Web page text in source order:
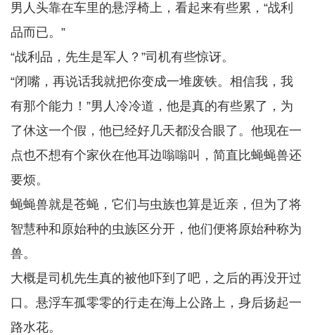
男人头靠在车里的悬浮椅上，看起来有些累，“战利
品而已。”
“战利品，先生是军人？”司机有些惊讶。
“闭嘴，再说话我就把你变成一堆废铁。相信我，我
有那个能力！”男人冷冷道，他是真的有些累了，为
了休这一个假，他已经好几天都没合眼了。他现在一
点也不想有个家伙在他耳边嗡嗡叫，简直比蝇蝇兽还
要烦。
蝇蝇兽就是苍蝇，它们与虫族也算是近亲，但为了将
智慧种和原始种的虫族区分开，他们便将原始种称为
兽。
大概是司机先生真的被他吓到了吧，之后的再没开过
口。悬浮车孤零零的行走在海上公路上，身后扬起一
路水花。